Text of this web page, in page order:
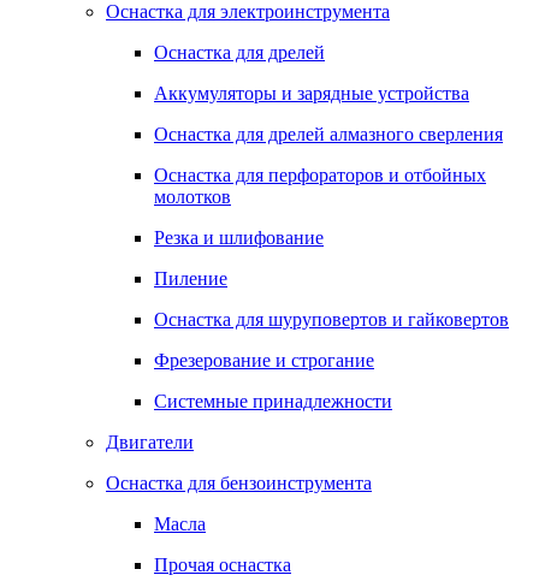
Оснастка для электроинструмента
Оснастка для дрелей
Аккумуляторы и зарядные устройства
Оснастка для дрелей алмазного сверления
Оснастка для перфораторов и отбойных
молотков
Резка и шлифование
Пиление
Оснастка для шуруповертов и гайковертов
Фрезерование и строгание
Системные принадлежности
Двигатели
Оснастка для бензоинструмента
Масла
Прочая оснастка